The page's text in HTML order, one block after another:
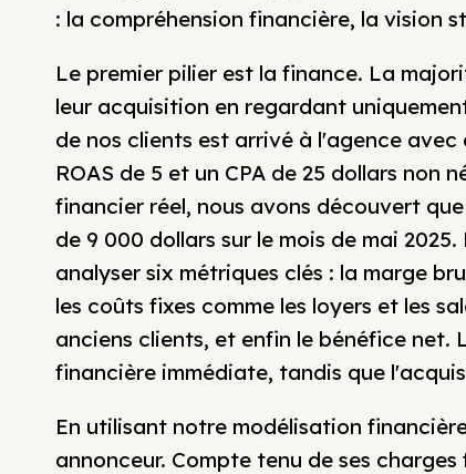
: la compréhension financière, la vision
Le premier pilier est la finance. La
leur acquisition en regardant
de nos clients est arrivé à l'agence
ROAS de 5 et un CPA de 25 dollars non
financier réel, nous avons découvert
de 9 000 dollars sur le mois de mai
analyser six métriques clés : la marge
les coûts fixes comme les loyers et les
anciens clients, et enfin le bénéfice
financière immédiate, tandis que
En utilisant notre modélisation
annonceur. Compte tenu de ses